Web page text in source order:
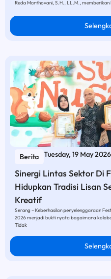
Reda Manthovani, S.H., LL.M.,
Berita Tuesday, 19 May 2026
Sinergi Lintas Sektor Di
Hidupkan Tradisi Lisan
Kreatif
Serang – Keberhasilan penyelenggaraan
2026 menjadi bukti nyata bagaimana
Tidak